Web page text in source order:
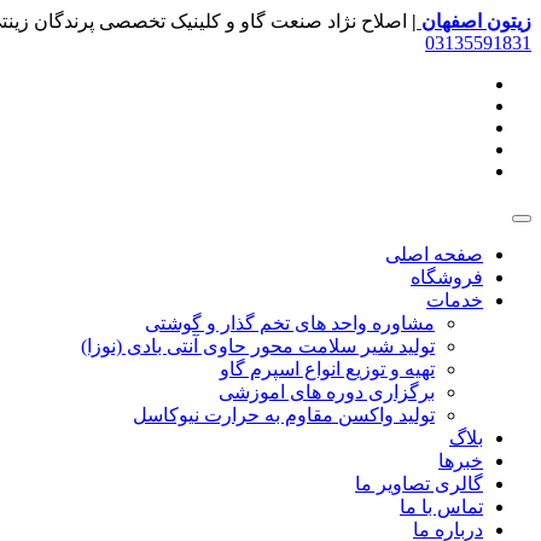
زیتون اصفهان | اصلاح نژاد صنعت گاو و کلینیک تخصصی پرندگان
03135591831
صفحه اصلی
فروشگاه
خدمات
مشاوره واحد های تخم گذار و گوشتی
تولید شیر سلامت محور حاوی آنتی بادی (نوزا)
تهیه و توزیع انواع اسپرم گاو
برگزاری دوره های اموزشی
تولید واکسن مقاوم به حرارت نیوکاسل
بلاگ
خبرها
گالری تصاویر ما
تماس با ما
درباره ما